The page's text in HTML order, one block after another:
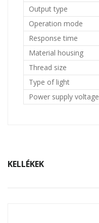
Output type
Operation mode
Response time
Material housing
Thread size
Type of light
Power supply voltage
KELLÉKEK